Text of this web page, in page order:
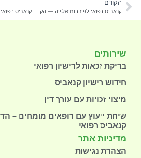
הקודם
קנאביס רפואי לפיברומיאלגיה — הקלה על כאבים כרוניים (2026)
שירותים
בדיקת זכאות לרישיון רפואי
חידוש רישיון קנאביס
מיצוי זכויות עם עורך דין
שיחת ייעוץ עם רופאים מומחים –
קנאביס רפואי
מדיניות אתר
הצהרת נגישות